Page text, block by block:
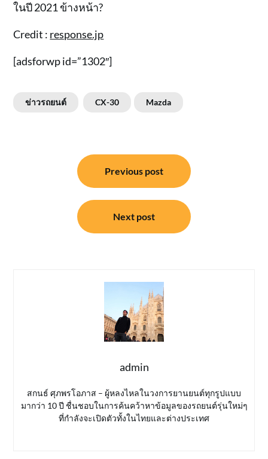
ในปี 2021 ข้างหน้า?
Credit : response.jp
[adsforwp id=”1302″]
ข่าวรถยนต์ CX-30 Mazda
Previous post
Next post
admin
สกนธ์ ศุภพรโอภาส – ผู้หลงไหลในวงการยานยนต์ทุกรูปแบบ
มากว่า 10 ปี ชื่นชอบในการค้นคว้าหาข้อมูลของรถยนต์รุ่นใหม่ๆ
ที่กำลังจะเปิดตัวทั้งในไทยและต่างประเทศ